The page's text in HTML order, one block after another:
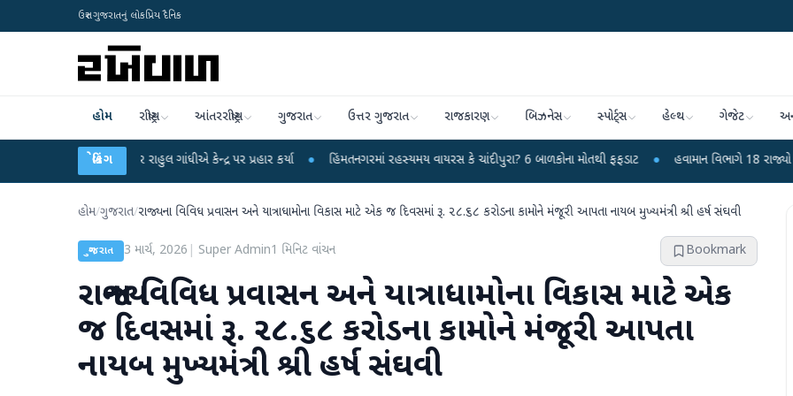
ઉત્તર ગુજરાતનું લોકપ્રિય દૈનિક
હોમ રાષ્ટ્રીય આંતરરાષ્ટ્રીય ગુજરાત ઉત્તર ગુજરાત રાજકારણ બિઝનેસ સ્પોર્ટ્સ હેલ્થ ગેજેટ
બ્રેકિંગ
આરોપો પર રાહુલ ગાંધીએ કેન્દ્ર પર પ્રહાર કર્યા ● હિંમતનગરમાં રહસ્યમય વાયરસ કે ચાંદીપુરા? 6 બાળકોના મોતથી ફફડાટ ● હવામાન વિભાગે 18 રાજ્યો માટે ભારે
હોમ/ગુજરાત/રાજ્યના વિવિધ પ્રવાસન અને યાત્રાધામોના વિકાસ માટે એક જ દિવસમાં રૂ. ૨૮.૬૮ કરોડના કામોને મંજૂરી આપતા નાયબ મુખ્યમંત્રી શ્રી હર્ષ સંઘવી
ગુજરાત 3 માર્ચ, 2026 Super Admin1 મિનિટ વાંચન Bookmark
રાજ્યના વિવિધ પ્રવાસન અને યાત્રાધામોના વિકાસ માટે એક
જ દિવસમાં રૂ. ૨૮.૬૮ કરોડના કામોને મંજૂરી આપતા
નાયબ મુખ્યમંત્રી શ્રી હર્ષ સંઘવી